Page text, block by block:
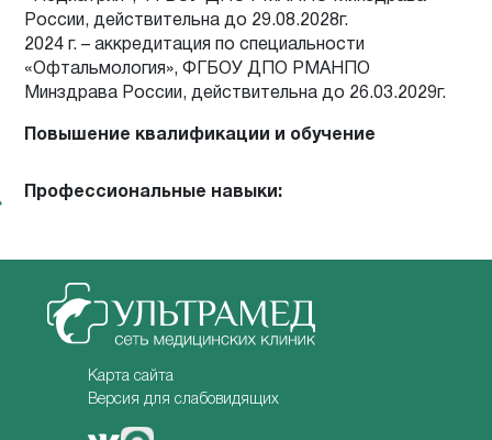
России, действительна до 29.08.2028г.
2024 г. – аккредитация по специальности
«Офтальмология», ФГБОУ ДПО РМАНПО
Минздрава России, действительна до 26.03.2029г.
Повышение квалификации и обучение
Профессиональные навыки:
Карта сайта
Версия для слабовидящих